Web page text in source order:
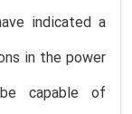
indicated a
in the power
capable of